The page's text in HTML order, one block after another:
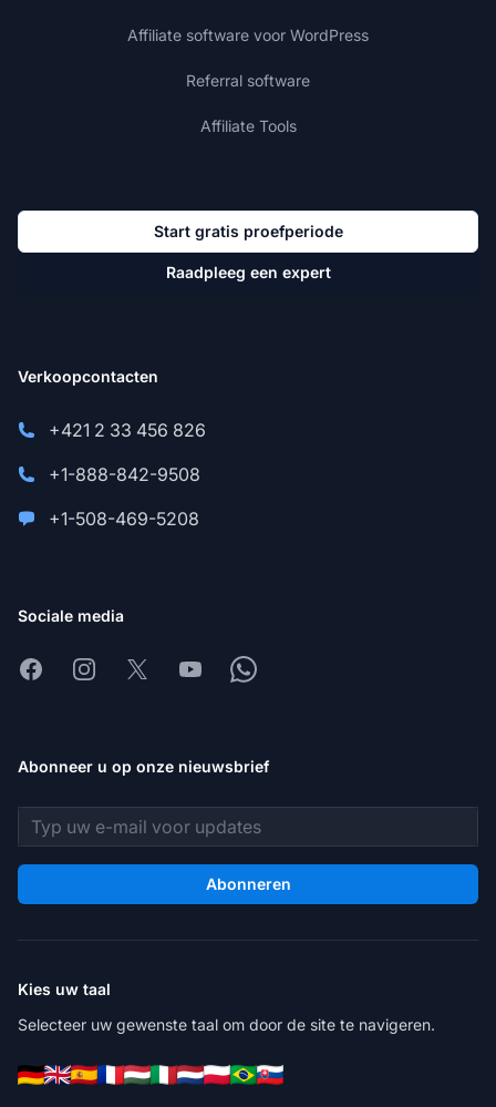
Affiliate software voor WordPress
Referral software
Affiliate Tools
Start gratis proefperiode
Raadpleeg een expert
Verkoopcontacten
+421 2 33 456 826
+1-888-842-9508
+1-508-469-5208
Sociale media
FacebookInstagram
X YoutubeWhatsapp
Abonneer u op onze nieuwsbrief
E-mailadres
Abonneren
Kies uw taal
Selecteer uw gewenste taal om door de site te navigeren.